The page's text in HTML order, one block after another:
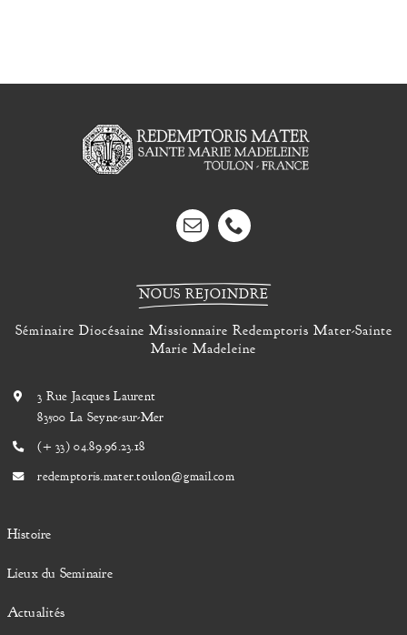
NOUS REJOINDRE
Séminaire Diocésaine Missionnaire Redemptoris Mater-Sainte
Marie Madeleine
3 Rue Jacques Laurent
83500 La Seyne-sur-Mer
(+ 33) 04.89.96.23.18
redemptoris.mater.toulon@gmail.com
Histoire
Lieux du Seminaire
Actualités